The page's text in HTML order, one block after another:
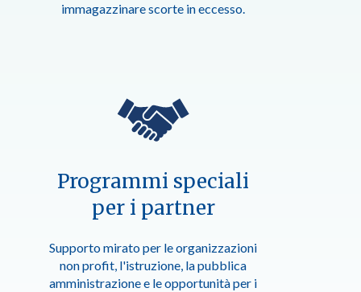
immagazzinare scorte in eccesso.
Programmi speciali
per i partner
Supporto mirato per le organizzazioni
non profit, l'istruzione, la pubblica
amministrazione e le opportunità per i